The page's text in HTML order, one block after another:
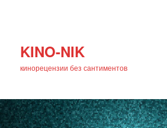
KINO-NIK
кинорецензии без сантиментов